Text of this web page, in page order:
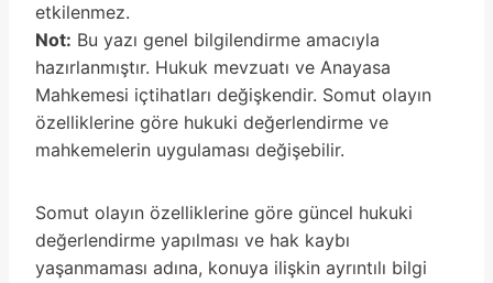
etkilenmez.
Not: Bu yazı genel bilgilendirme amacıyla
hazırlanmıştır. Hukuk mevzuatı ve Anayasa
Mahkemesi içtihatları değişkendir. Somut olayın
özelliklerine göre hukuki değerlendirme ve
mahkemelerin uygulaması değişebilir.
Somut olayın özelliklerine göre güncel hukuki
değerlendirme yapılması ve hak kaybı
yaşanmaması adına, konuya ilişkin ayrıntılı bilgi